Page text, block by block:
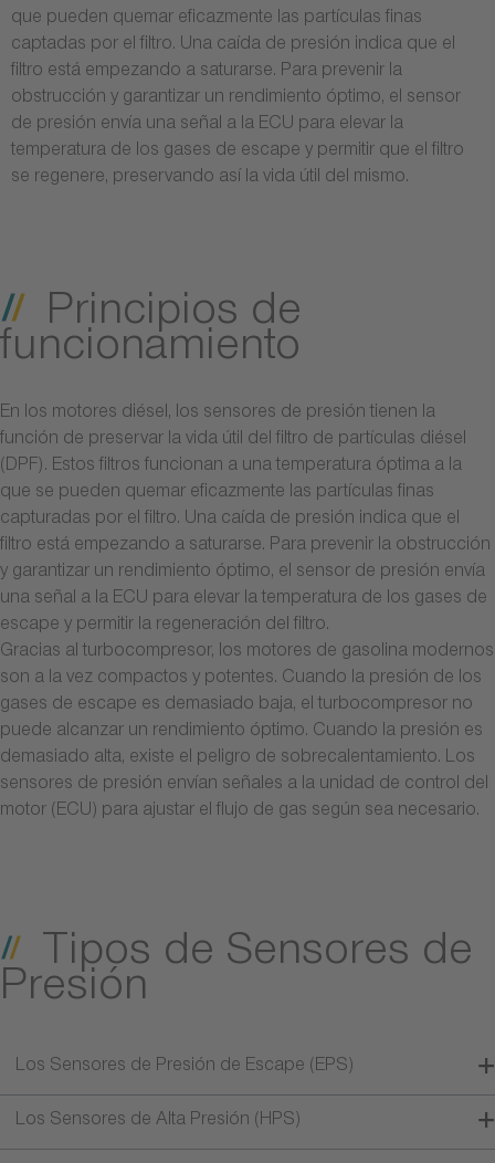
que pueden quemar eficazmente las partículas finas
captadas por el filtro. Una caída de presión indica que el
filtro está empezando a saturarse. Para prevenir la
obstrucción y garantizar un rendimiento óptimo, el sensor
de presión envía una señal a la ECU para elevar la
temperatura de los gases de escape y permitir que el filtro
se regenere, preservando así la vida útil del mismo.
Principios de
funcionamiento
En los motores diésel, los sensores de presión tienen la
función de preservar la vida útil del filtro de partículas diésel
(DPF). Estos filtros funcionan a una temperatura óptima a la
que se pueden quemar eficazmente las partículas finas
capturadas por el filtro. Una caída de presión indica que el
filtro está empezando a saturarse. Para prevenir la obstrucción
y garantizar un rendimiento óptimo, el sensor de presión envía
una señal a la ECU para elevar la temperatura de los gases de
escape y permitir la regeneración del filtro.
Gracias al turbocompresor, los motores de gasolina modernos
son a la vez compactos y potentes. Cuando la presión de los
gases de escape es demasiado baja, el turbocompresor no
puede alcanzar un rendimiento óptimo. Cuando la presión es
demasiado alta, existe el peligro de sobrecalentamiento. Los
sensores de presión envían señales a la unidad de control del
motor (ECU) para ajustar el flujo de gas según sea necesario.
Tipos de Sensores de
Presión
Los Sensores de Presión de Escape (EPS)
Los Sensores de Alta Presión (HPS)